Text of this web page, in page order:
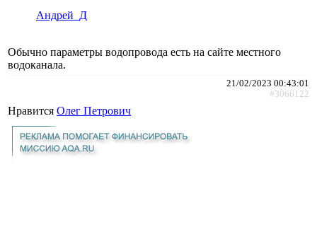
Андрей_Д
Обычно параметры водопровода есть на сайте местного
водоканала.
21/02/2023 00:43:01
#3066122
Нравится Олег Петрович